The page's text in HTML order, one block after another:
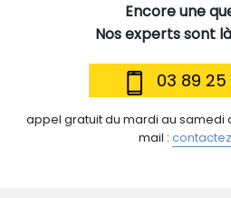
Encore une
Nos experts sont
03 89
appel gratuit du mardi au samedi
mail :